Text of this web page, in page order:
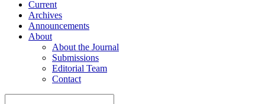
Current
Archives
Announcements
About
About the Journal
Submissions
Editorial Team
Contact